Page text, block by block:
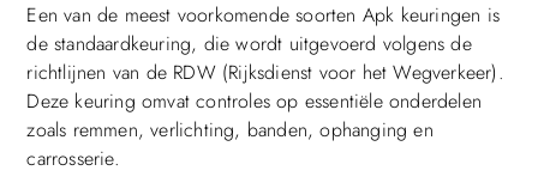
Een van de meest voorkomende soorten Apk keuringen is
de standaardkeuring, die wordt uitgevoerd volgens de
richtlijnen van de RDW (Rijksdienst voor het Wegverkeer).
Deze keuring omvat controles op essentiële onderdelen
zoals remmen, verlichting, banden, ophanging en
carrosserie.